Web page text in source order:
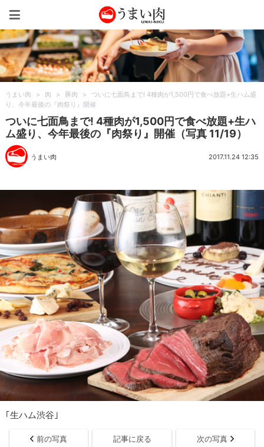
うまい肉 > 肉 > 豚肉 >
ついに七面鳥まで! 4種肉が1,500円で食べ放題+生ハム盛
り、今年最後の『肉祭り』開催
ついに七面鳥まで! 4種肉が1,500円で食べ放題+生ハ
ム盛り、今年最後の『肉祭り』開催（写真 11/19）
うまい肉 2017.11.24 12:35
｢生ハム渋谷｣
前の写真 記事に戻る 次の写真